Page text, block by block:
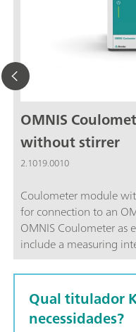
OMNIS
without stirrer
2.1019.0010
Coulometer module
for connection to an
OMNIS Coulometer as
include a measuring
Qual titulador
necessidades?